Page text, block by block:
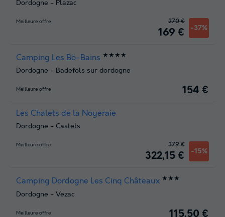
Dordogne - Plazac
Meilleure offre
169 € -37%
270 €
Camping Les Bö-Bains ★★★★
Dordogne - Badefols sur dordogne
Meilleure offre 154 €
Les Chalets de la Noyeraie
Dordogne - Castels
Meilleure offre
322,15 € -15%
379 €
Camping Dordogne Les Cinq Châteaux ★★★
Dordogne - Vezac
Meilleure offre 115,50 €